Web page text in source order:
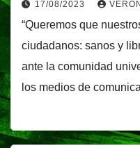
17/08/2023
“Queremos que
ciudadanos: sanos y
ante la comunidad
los medios de